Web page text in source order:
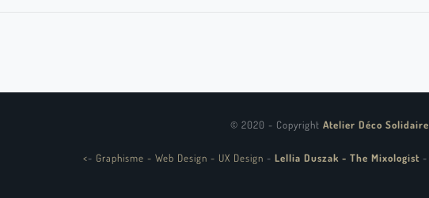
© 2020 - Copyright Atelier Déco Solidaire
<- Graphisme - Web Design - UX Design - Lellia Duszak - The Mixologist -